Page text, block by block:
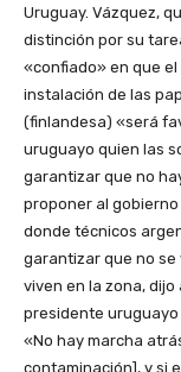
Uruguay. Vázquez,
distinción por su
«confiado» en que el
instalación de las
(finlandesa) «será
uruguayo quien las
garantizar que no
proponer al
donde técnicos
garantizar que no se
viven en la zona, dijo
presidente uruguayo
«No hay marcha
contaminación], y si